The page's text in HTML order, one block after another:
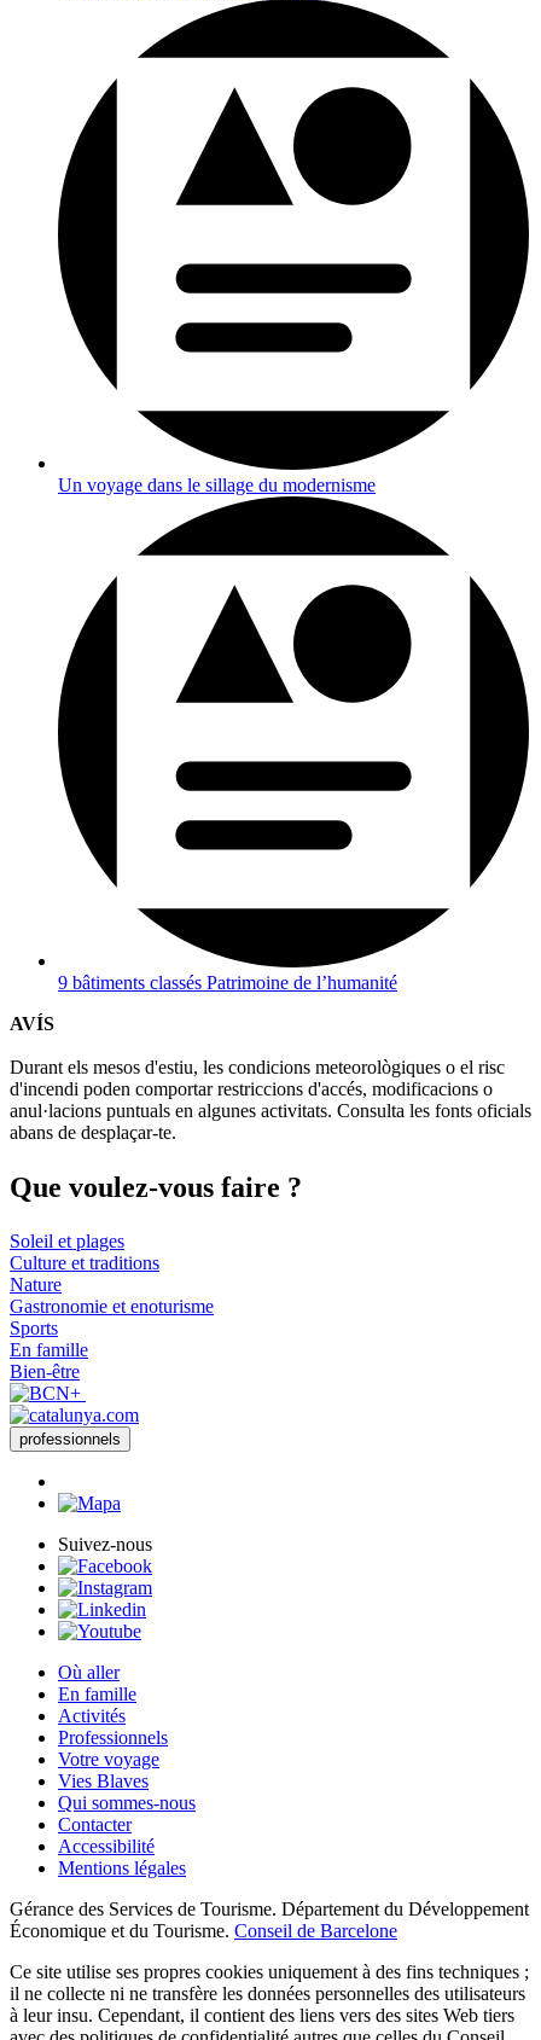
Un voyage dans le sillage du modernisme
9 bâtiments classés Patrimoine de l’humanité
AVÍS
Durant els mesos d'estiu, les condicions meteorològiques o el risc
d'incendi poden comportar restriccions d'accés, modificacions o
anul·lacions puntuals en algunes activitats. Consulta les fonts oficials
abans de desplaçar-te.
Que voulez-vous faire ?
Soleil et plages
Culture et traditions
Nature
Gastronomie et enoturisme
Sports
En famille
Bien-être
professionnels
Suivez-nous
Où aller
En famille
Activités
Professionnels
Votre voyage
Vies Blaves
Qui sommes-nous
Contacter
Accessibilité
Mentions légales
Gérance des Services de Tourisme. Département du Développement
Économique et du Tourisme. Conseil de Barcelone
Ce site utilise ses propres cookies uniquement à des fins techniques ;
il ne collecte ni ne transfère les données personnelles des utilisateurs
à leur insu. Cependant, il contient des liens vers des sites Web tiers